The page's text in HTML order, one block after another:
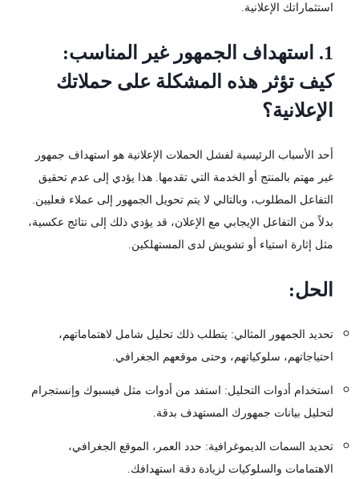
استثماراتك الإعلانية.
1. استهداف الجمهور غير المناسب:
كيف تؤثر هذه المشكلة على حملاتك
الإعلانية؟
أحد الأسباب الرئيسية لفشل الحملات الإعلانية هو استهداف جمهور
غير مهتم بالمنتج أو الخدمة التي تقدمها. هذا يؤدي إلى عدم تحقيق
التفاعل المطلوب، وبالتالي لا يتم تحويل الجمهور إلى عملاء فعليين.
بدلاً من التفاعل الإيجابي مع الإعلان، قد يؤدي ذلك إلى نتائج عكسية،
مثل إثارة استياء أو تشويش لدى المستهلكين.
الحل:
تحديد الجمهور المثالي: يتطلب ذلك تحليل شامل لاهتماماتهم،
احتياجاتهم، سلوكياتهم، وحتى موقعهم الجغرافي.
استخدام أدوات التحليل: استفد من أدوات مثل فيسبوك وإنستجرام
لتحليل بيانات جمهورك المستهدف بدقة.
تحديد السمات الديموغرافية: حدد العمر، الموقع الجغرافي،
الاهتمامات والسلوكيات لزيادة دقة استهدافك.